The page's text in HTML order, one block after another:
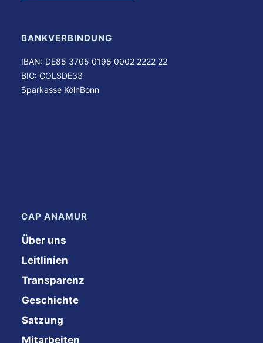
BANKVERBINDUNG
IBAN: DE85 3705 0198 0002 2222 22
BIC: COLSDE33
Sparkasse KölnBonn
CAP ANAMUR
Über uns
Leitlinien
Transparenz
Geschichte
Satzung
Mitarbeiten